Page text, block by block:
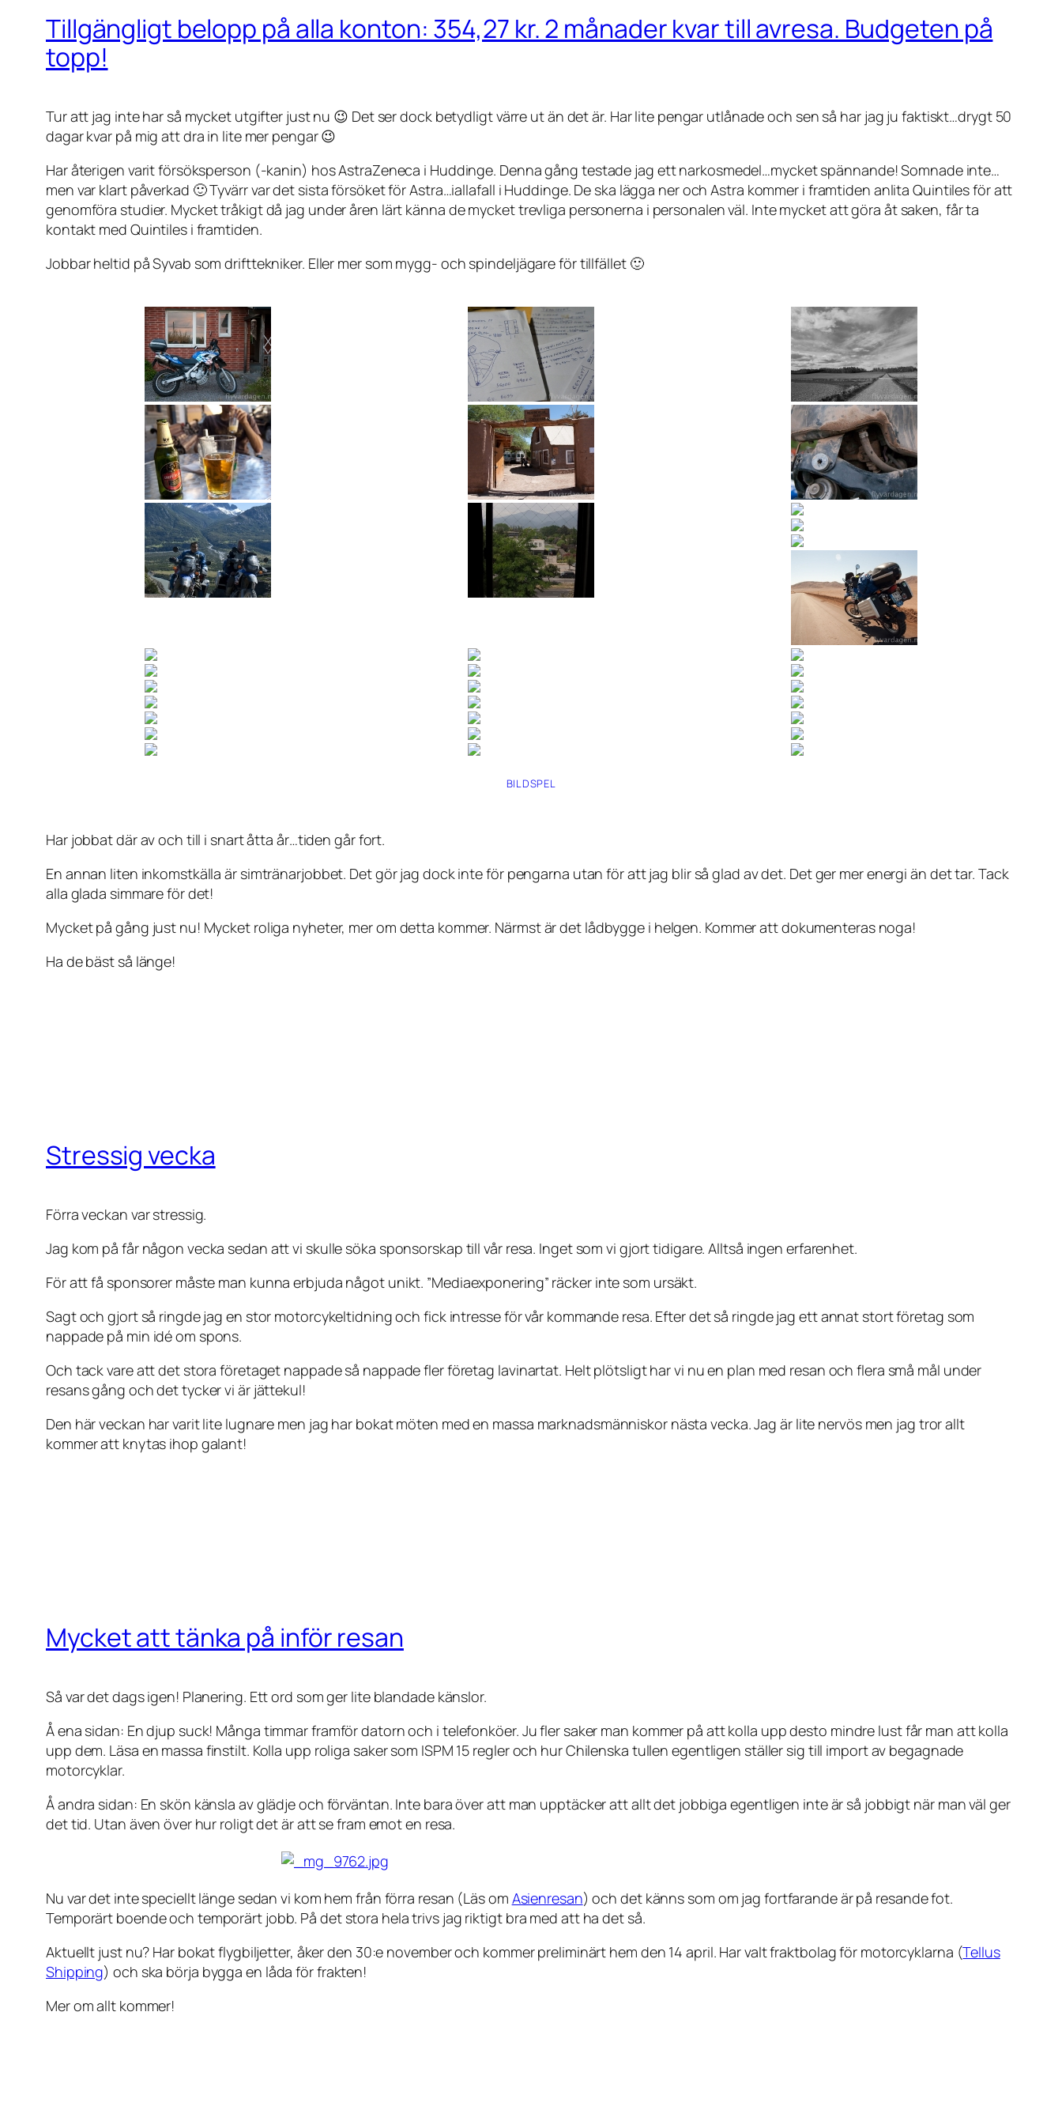
Tillgängligt belopp på alla konton: 354,27 kr. 2 månader kvar till avresa. Budgeten på
topp!
Tur att jag inte har så mycket utgifter just nu 😉 Det ser dock betydligt värre ut än det är. Har lite pengar utlånade och sen så har jag ju faktiskt…drygt 50
dagar kvar på mig att dra in lite mer pengar 😉
Har återigen varit försöksperson (-kanin) hos AstraZeneca i Huddinge. Denna gång testade jag ett narkosmedel…mycket spännande! Somnade inte…
men var klart påverkad 🙂 Tyvärr var det sista försöket för Astra…iallafall i Huddinge. De ska lägga ner och Astra kommer i framtiden anlita Quintiles för att
genomföra studier. Mycket tråkigt då jag under åren lärt känna de mycket trevliga personerna i personalen väl. Inte mycket att göra åt saken, får ta
kontakt med Quintiles i framtiden.
Jobbar heltid på Syvab som drifttekniker. Eller mer som mygg- och spindeljägare för tillfället 🙂
BILDSPEL
Har jobbat där av och till i snart åtta år…tiden går fort.
En annan liten inkomstkälla är simtränarjobbet. Det gör jag dock inte för pengarna utan för att jag blir så glad av det. Det ger mer energi än det tar. Tack
alla glada simmare för det!
Mycket på gång just nu! Mycket roliga nyheter, mer om detta kommer. Närmst är det lådbygge i helgen. Kommer att dokumenteras noga!
Ha de bäst så länge!
Stressig vecka
Förra veckan var stressig.
Jag kom på får någon vecka sedan att vi skulle söka sponsorskap till vår resa. Inget som vi gjort tidigare. Alltså ingen erfarenhet.
För att få sponsorer måste man kunna erbjuda något unikt. ”Mediaexponering” räcker inte som ursäkt.
Sagt och gjort så ringde jag en stor motorcykeltidning och fick intresse för vår kommande resa. Efter det så ringde jag ett annat stort företag som
nappade på min idé om spons.
Och tack vare att det stora företaget nappade så nappade fler företag lavinartat. Helt plötsligt har vi nu en plan med resan och flera små mål under
resans gång och det tycker vi är jättekul!
Den här veckan har varit lite lugnare men jag har bokat möten med en massa marknadsmänniskor nästa vecka. Jag är lite nervös men jag tror allt
kommer att knytas ihop galant!
Mycket att tänka på inför resan
Så var det dags igen! Planering. Ett ord som ger lite blandade känslor.
Å ena sidan: En djup suck! Många timmar framför datorn och i telefonköer. Ju fler saker man kommer på att kolla upp desto mindre lust får man att kolla
upp dem. Läsa en massa finstilt. Kolla upp roliga saker som ISPM 15 regler och hur Chilenska tullen egentligen ställer sig till import av begagnade
motorcyklar.
Å andra sidan: En skön känsla av glädje och förväntan. Inte bara över att man upptäcker att allt det jobbiga egentligen inte är så jobbigt när man väl ger
det tid. Utan även över hur roligt det är att se fram emot en resa.
Nu var det inte speciellt länge sedan vi kom hem från förra resan (Läs om Asienresan) och det känns som om jag fortfarande är på resande fot.
Temporärt boende och temporärt jobb. På det stora hela trivs jag riktigt bra med att ha det så.
Aktuellt just nu? Har bokat flygbiljetter, åker den 30:e november och kommer preliminärt hem den 14 april. Har valt fraktbolag för motorcyklarna (Tellus
Shipping) och ska börja bygga en låda för frakten!
Mer om allt kommer!